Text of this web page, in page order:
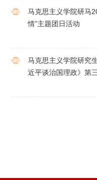
马克思主义学院研马
情”主题团日活动
马克思主义学院研究
近平谈治国理政》第